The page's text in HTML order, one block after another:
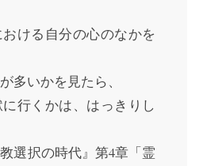
ける自分の心のなかを
多いかを見たら、
行くかは、はっきりし
選択の時代』第4章「霊